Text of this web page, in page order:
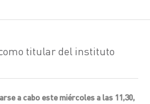
titular del instituto
a cabo este miércoles a las 11,30,